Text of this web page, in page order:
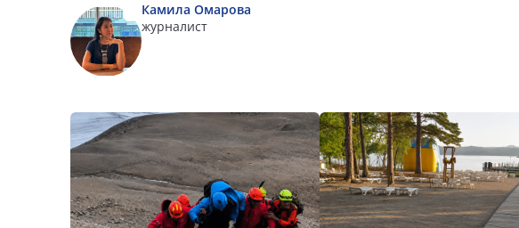
Камила Омарова
журналист